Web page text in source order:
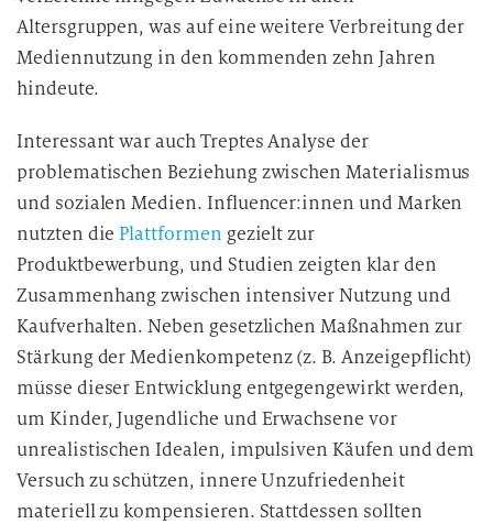
Altersgruppen, was auf eine weitere Verbreitung der
Mediennutzung in den kommenden zehn Jahren
hindeute.
Interessant war auch Treptes Analyse der
problematischen Beziehung zwischen Materialismus
und sozialen Medien. Influencer:innen und Marken
nutzten diePlattformen gezielt zur
Produktbewerbung, und Studien zeigten klar den
Zusammenhang zwischen intensiver Nutzung und
Kaufverhalten. Neben gesetzlichen Maßnahmen zur
Stärkung der Medienkompetenz (z. B. Anzeigepflicht)
müsse dieser Entwicklung entgegengewirkt werden,
um Kinder, Jugendliche und Erwachsene vor
unrealistischen Idealen, impulsiven Käufen und dem
Versuch zu schützen, innere Unzufriedenheit
materiell zu kompensieren. Stattdessen sollten